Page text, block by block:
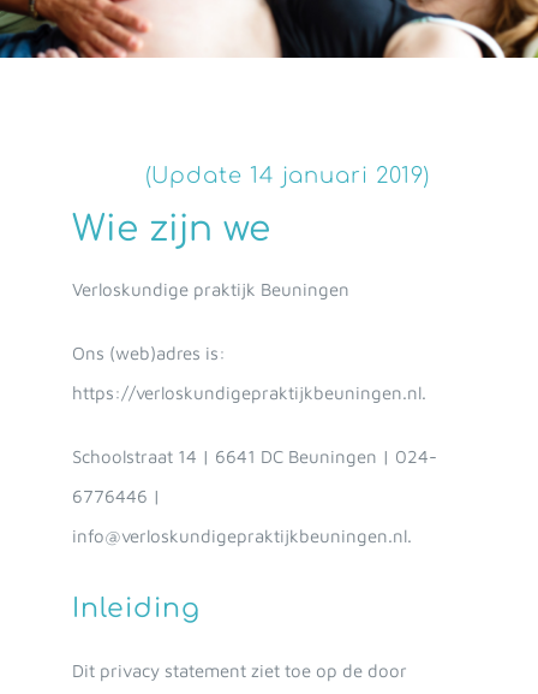
(Update 14 januari 2019)
Wie zijn we
Verloskundige praktijk Beuningen
Ons (web)adres is:
https://verloskundigepraktijkbeuningen.nl.
Schoolstraat 14 | 6641 DC Beuningen | 024-
6776446 |
info@verloskundigepraktijkbeuningen.nl.
Inleiding
Dit privacy statement ziet toe op de door